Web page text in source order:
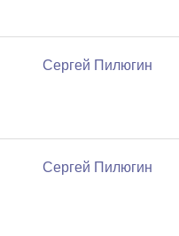
Сергей Пилюгин
Сергей Пилюгин